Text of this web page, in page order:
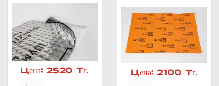
Цена: 2520 Тг. Цена: 2100 Тг.